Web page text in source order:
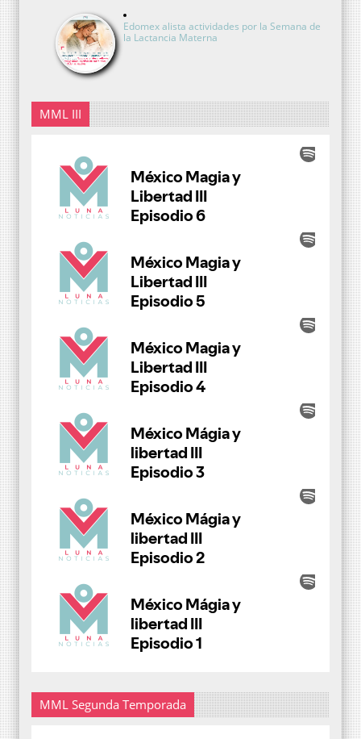
Edomex alista actividades por la Semana de
la Lactancia Materna
MML III
MML Segunda Temporada